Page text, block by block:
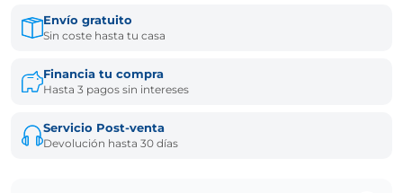
Envío gratuito
Sin coste hasta tu casa
Financia tu compra
Hasta 3 pagos sin intereses
Servicio Post-venta
Devolución hasta 30 días